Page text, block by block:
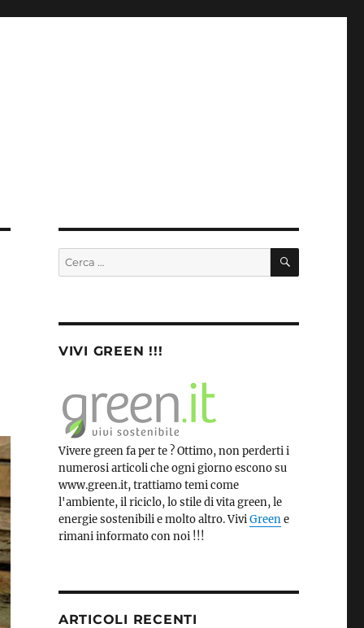
Cerca: CERCA
VIVI GREEN !!!
Vivere green fa per te ? Ottimo, non perderti i
numerosi articoli che ogni giorno escono su
www.green.it, trattiamo temi come
l'ambiente, il riciclo, lo stile di vita green, le
energie sostenibili e molto altro. ViviGreene
rimani informato con noi !!!
ARTICOLI RECENTI